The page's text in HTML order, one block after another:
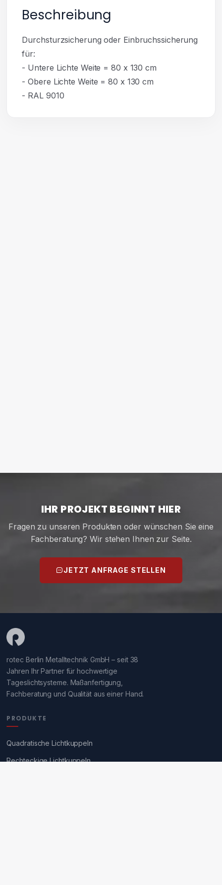
Beschreibung
Durchsturzsicherung oder Einbruchssicherung
für:
- Untere Lichte Weite = 80 x 130 cm
- Obere Lichte Weite = 80 x 130 cm
- RAL 9010
IHR PROJEKT BEGINNT HIER
Fragen zu unseren Produkten oder wünschen Sie eine
Fachberatung? Wir stehen Ihnen zur Seite.
JETZT ANFRAGE STELLEN
rotec Berlin Metalltechnik GmbH – seit 38
Jahren Ihr Partner für hochwertige
Tageslichtsysteme. Maßanfertigung,
Fachberatung und Qualität aus einer Hand.
PRODUKTE
Quadratische Lichtkuppeln
Rechteckige Lichtkuppeln